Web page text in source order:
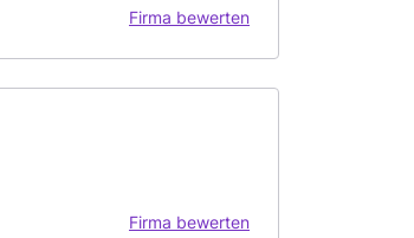
Firma bewerten
Firma bewerten